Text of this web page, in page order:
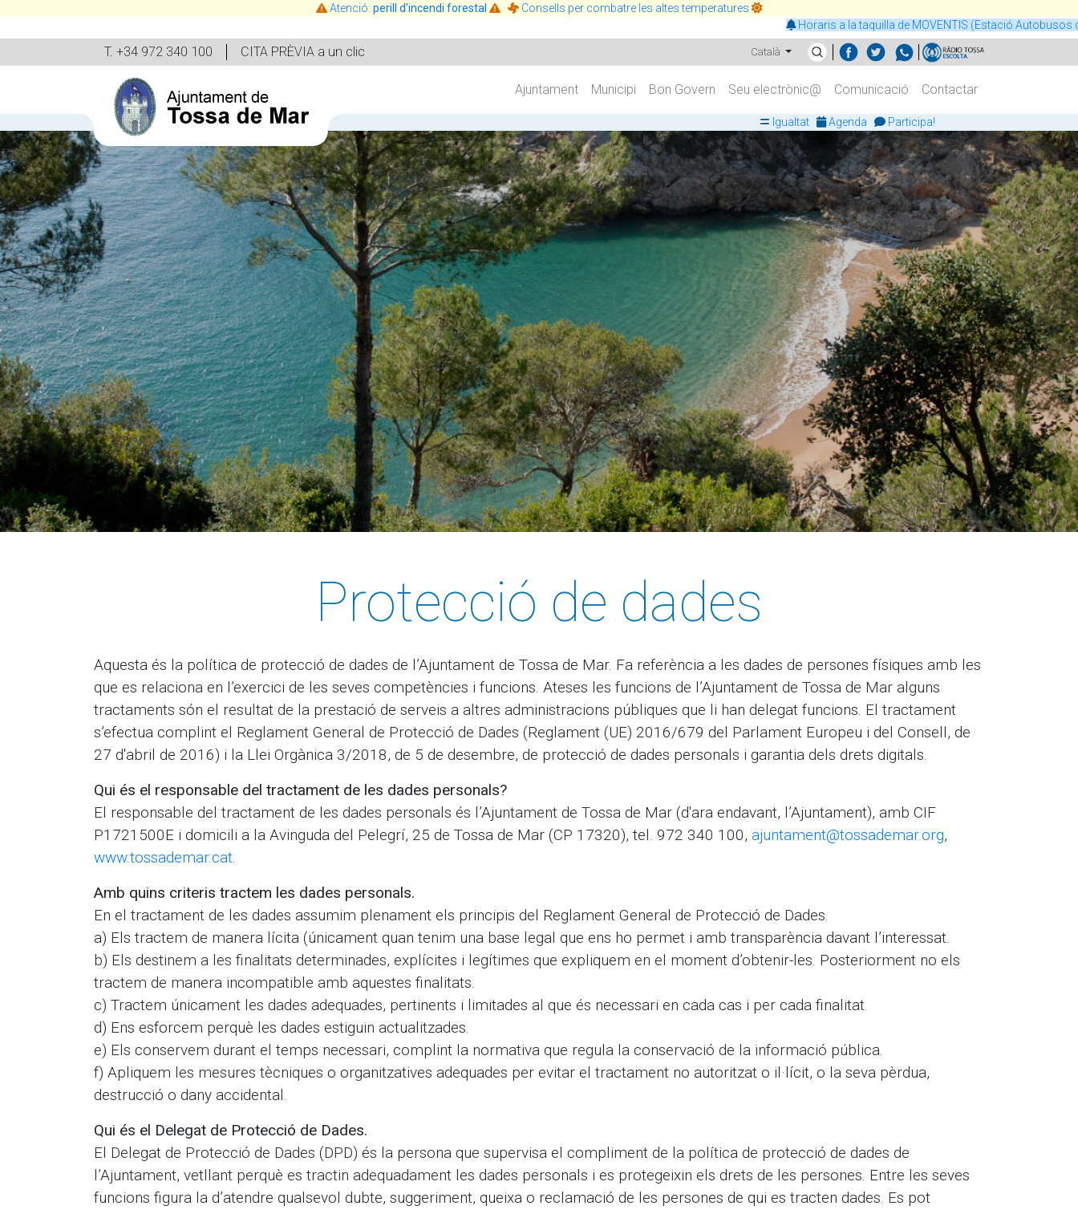
Atenció: perill d'incendi forestal ·
Consells per combatre les altes temperatures
Horaris a la taquilla de MOVENTIS (Estació Autobusos de Tossa)
T. +34 972 340 100 CITA PRÈVIA a un clic Català
Ajuntament Municipi Bon Govern Seu electrònic@ Comunicació Contactar
Igualtat Agenda Participa!
Protecció de dades
Aquesta és la política de protecció de dades de l’Ajuntament de Tossa de Mar. Fa referència a les dades de persones físiques amb les
que es relaciona en l’exercici de les seves competències i funcions. Ateses les funcions de l’Ajuntament de Tossa de Mar alguns
tractaments són el resultat de la prestació de serveis a altres administracions públiques que li han delegat funcions. El tractament
s’efectua complint el Reglament General de Protecció de Dades (Reglament (UE) 2016/679 del Parlament Europeu i del Consell, de
27 d'abril de 2016) i la Llei Orgànica 3/2018, de 5 de desembre, de protecció de dades personals i garantia dels drets digitals.
Qui és el responsable del tractament de les dades personals?
El responsable del tractament de les dades personals és l’Ajuntament de Tossa de Mar (d'ara endavant, l’Ajuntament), amb CIF
P1721500E i domicili a la Avinguda del Pelegrí, 25 de Tossa de Mar (CP 17320), tel. 972 340 100, ajuntament@tossademar.org,
www.tossademar.cat.
Amb quins criteris tractem les dades personals.
En el tractament de les dades assumim plenament els principis del Reglament General de Protecció de Dades.
a) Els tractem de manera lícita (únicament quan tenim una base legal que ens ho permet i amb transparència davant l’interessat.
b) Els destinem a les finalitats determinades, explícites i legítimes que expliquem en el moment d’obtenir-les. Posteriorment no els
tractem de manera incompatible amb aquestes finalitats.
c) Tractem únicament les dades adequades, pertinents i limitades al que és necessari en cada cas i per cada finalitat.
d) Ens esforcem perquè les dades estiguin actualitzades.
e) Els conservem durant el temps necessari, complint la normativa que regula la conservació de la informació pública.
f) Apliquem les mesures tècniques o organitzatives adequades per evitar el tractament no autoritzat o il·lícit, o la seva pèrdua,
destrucció o dany accidental.
Qui és el Delegat de Protecció de Dades.
El Delegat de Protecció de Dades (DPD) és la persona que supervisa el compliment de la política de protecció de dades de
l’Ajuntament, vetllant perquè es tractin adequadament les dades personals i es protegeixin els drets de les persones. Entre les seves
funcions figura la d’atendre qualsevol dubte, suggeriment, queixa o reclamació de les persones de qui es tracten dades. Es pot